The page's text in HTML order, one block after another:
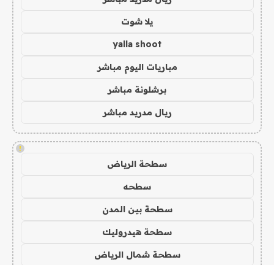
يلا شوت
yalla shoot
مباريات اليوم مباشر
برشلونة مباشر
ريال مدريد مباشر
!
سطحة الرياض
سطحه
سطحة بين المدن
سطحة هيدروليك
سطحة شمال الرياض